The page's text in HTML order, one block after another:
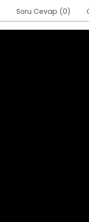
Soru Cevap (0)